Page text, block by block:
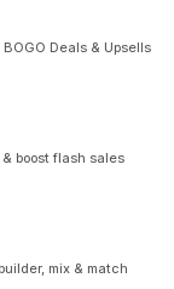
Deals & Upsells
boost flash sales
mix & match